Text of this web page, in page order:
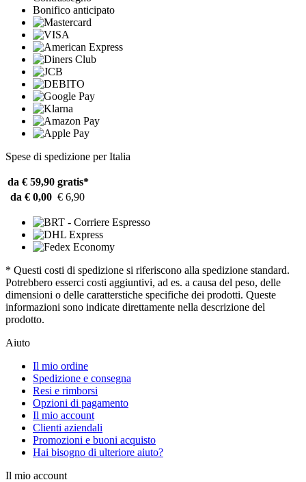
Bonifico anticipato
Spese di spedizione per Italia
da € 59,90 gratis*
da € 0,00 € 6,90
* Questi costi di spedizione si riferiscono alla spedizione standard.
Potrebbero esserci costi aggiuntivi, ad es. a causa del peso, delle
dimensioni o delle caratterstiche specifiche dei prodotti. Queste
informazioni sono indicate direttamente nella descrizione del
prodotto.
Aiuto
Il mio ordine
Spedizione e consegna
Resi e rimborsi
Opzioni di pagamento
Il mio account
Clienti aziendali
Promozioni e buoni acquisto
Hai bisogno di ulteriore aiuto?
Il mio account